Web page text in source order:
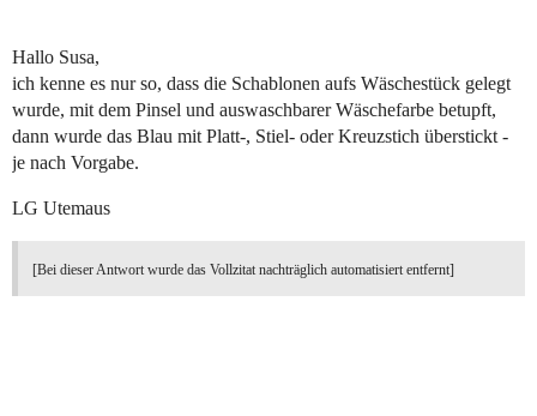
Hallo Susa,
ich kenne es nur so, dass die Schablonen aufs Wäschestück gelegt
wurde, mit dem Pinsel und auswaschbarer Wäschefarbe betupft,
dann wurde das Blau mit Platt-, Stiel- oder Kreuzstich überstickt -
je nach Vorgabe.
LG Utemaus
[Bei dieser Antwort wurde das Vollzitat nachträglich automatisiert entfernt]